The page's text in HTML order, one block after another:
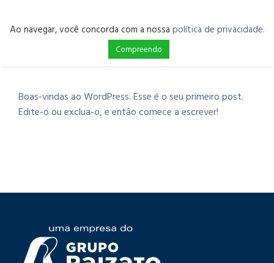
Boas-vindas ao WordPress. Esse é o seu primeiro post.
Edite-o ou exclua-o, e então comece a escrever!
Ao navegar, você concorda com a nossa política de privacidade.
Compreendo